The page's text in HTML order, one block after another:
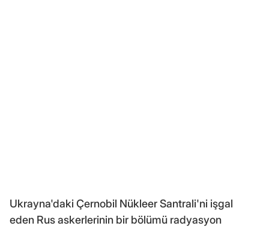
Ukrayna'daki Çernobil Nükleer Santrali'ni işgal
eden Rus askerlerinin bir bölümü radyasyon